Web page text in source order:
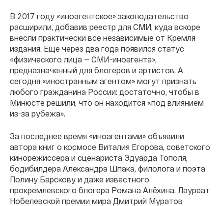
В 2017 году «иноагентское» законодательство
расширили, добавив реестр для СМИ, куда вскоре
внесли практически все независимые от Кремля
издания. Еще через два года появился статус
«физического лица — СМИ-иноагента»,
предназначенный для блогеров и артистов. А
сегодня «иностранным агентом» могут признать
любого гражданина России: достаточно, чтобы в
Минюсте решили, что он находится «под влиянием
из-за рубежа».
За последнее время «иноагентами» объявили
автора книг о космосе Виталия Егорова, советского
кинорежиссера и сценариста Эдуарда Тополя,
бодибилдера Александра Шпака, филолога и поэта
Полину Барскову и даже известного
прокремлевского блогера Романа Алёхина. Лауреат
Нобелевской премии мира Дмитрий Муратов